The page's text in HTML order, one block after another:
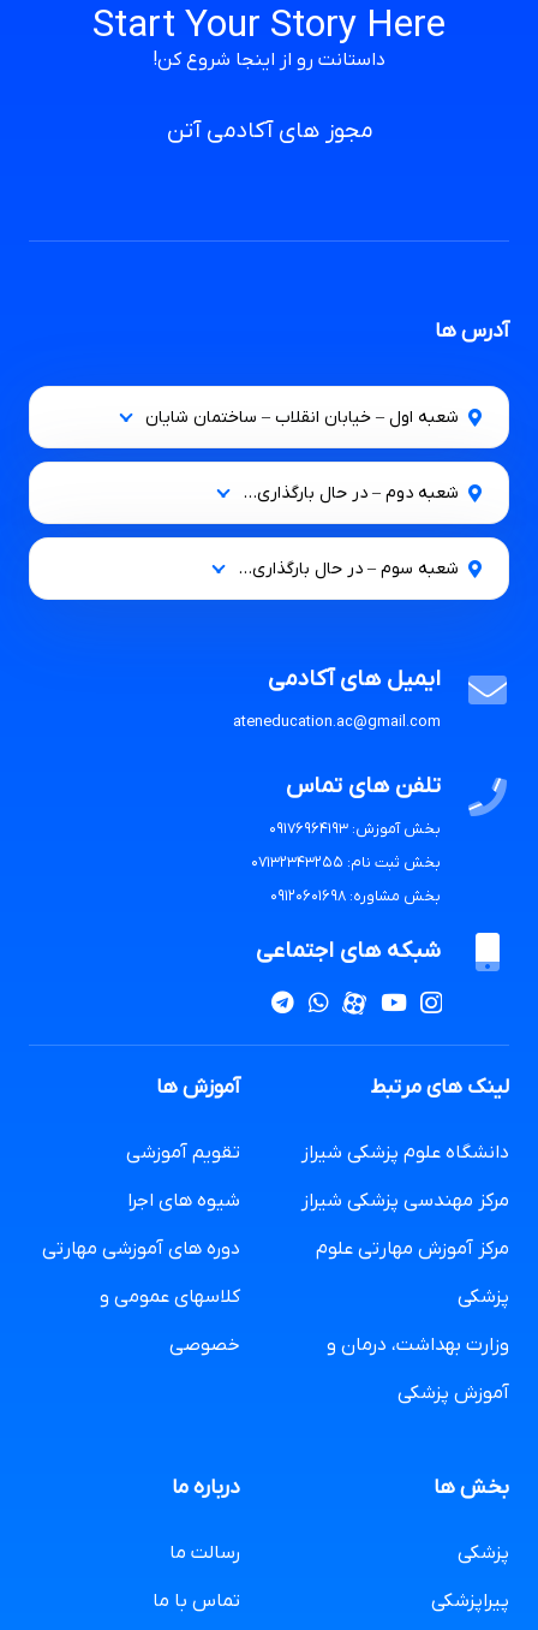
آدرس ها
شعبه اول – خیابان انقلاب – ساختمان شایان
شعبه دوم – در حال بارگذاری…
شعبه سوم – در حال بارگذاری…
Start Your Story Here
داستانت رو از اینجا شروع کن!
مجوز های آکادمی آتن
ایمیل های آکادمی
ateneducation.ac@gmail.com
تلفن های تماس
بخش آموزش: 09176964193
بخش ثبت نام: 07132343255
بخش مشاوره: 09120601698
شبکه های اجتماعی
لینک های مرتبط
دانشگاه علوم پزشکی شیراز
مرکز مهندسی پزشکی شیراز
مرکز آموزش مهارتی علوم
پزشکی
وزارت بهداشت، درمان و
آموزش پزشکی
آموزش ها
تقویم آموزشی
شیوه های اجرا
دوره های آموزشی مهارتی
کلاسهای عمومی و
خصوصی
بخش ها
پزشکی
پیراپزشکی
درباره ما
رسالت ما
تماس با ما